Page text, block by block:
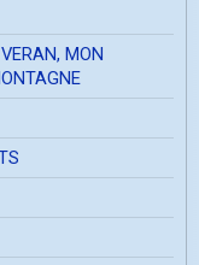
MON